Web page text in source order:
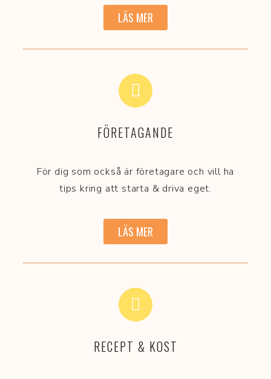
LÄS MER
FÖRETAGANDE
För dig som också är företagare och vill ha
tips kring att starta & driva eget.
LÄS MER
RECEPT & KOST